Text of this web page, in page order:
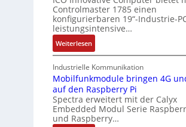
t
e
r
c
a
I
a
n
d
Controlmaster 1785 einen
konfigurierbaren 19“-Industrie-
leistungsintensive…
Weiterlesen:
1
9
-
Z
o
l
l
Industrielle Kommunikation
Mobilfunkmodule bringen 4G
auf den Raspberry Pi
Spectra erweitert mit der Calyx
Embedded Modul Serie
und Raspberry…